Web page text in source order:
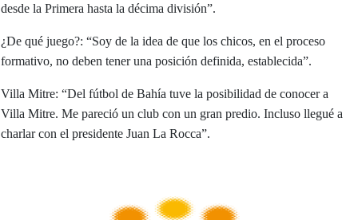
desde la Primera hasta la décima división”.
¿De qué juego?: “Soy de la idea de que los chicos, en el proceso
formativo, no deben tener una posición definida, establecida”.
Villa Mitre: “Del fútbol de Bahía tuve la posibilidad de conocer a
Villa Mitre. Me pareció un club con un gran predio. Incluso llegué a
charlar con el presidente Juan La Rocca”.